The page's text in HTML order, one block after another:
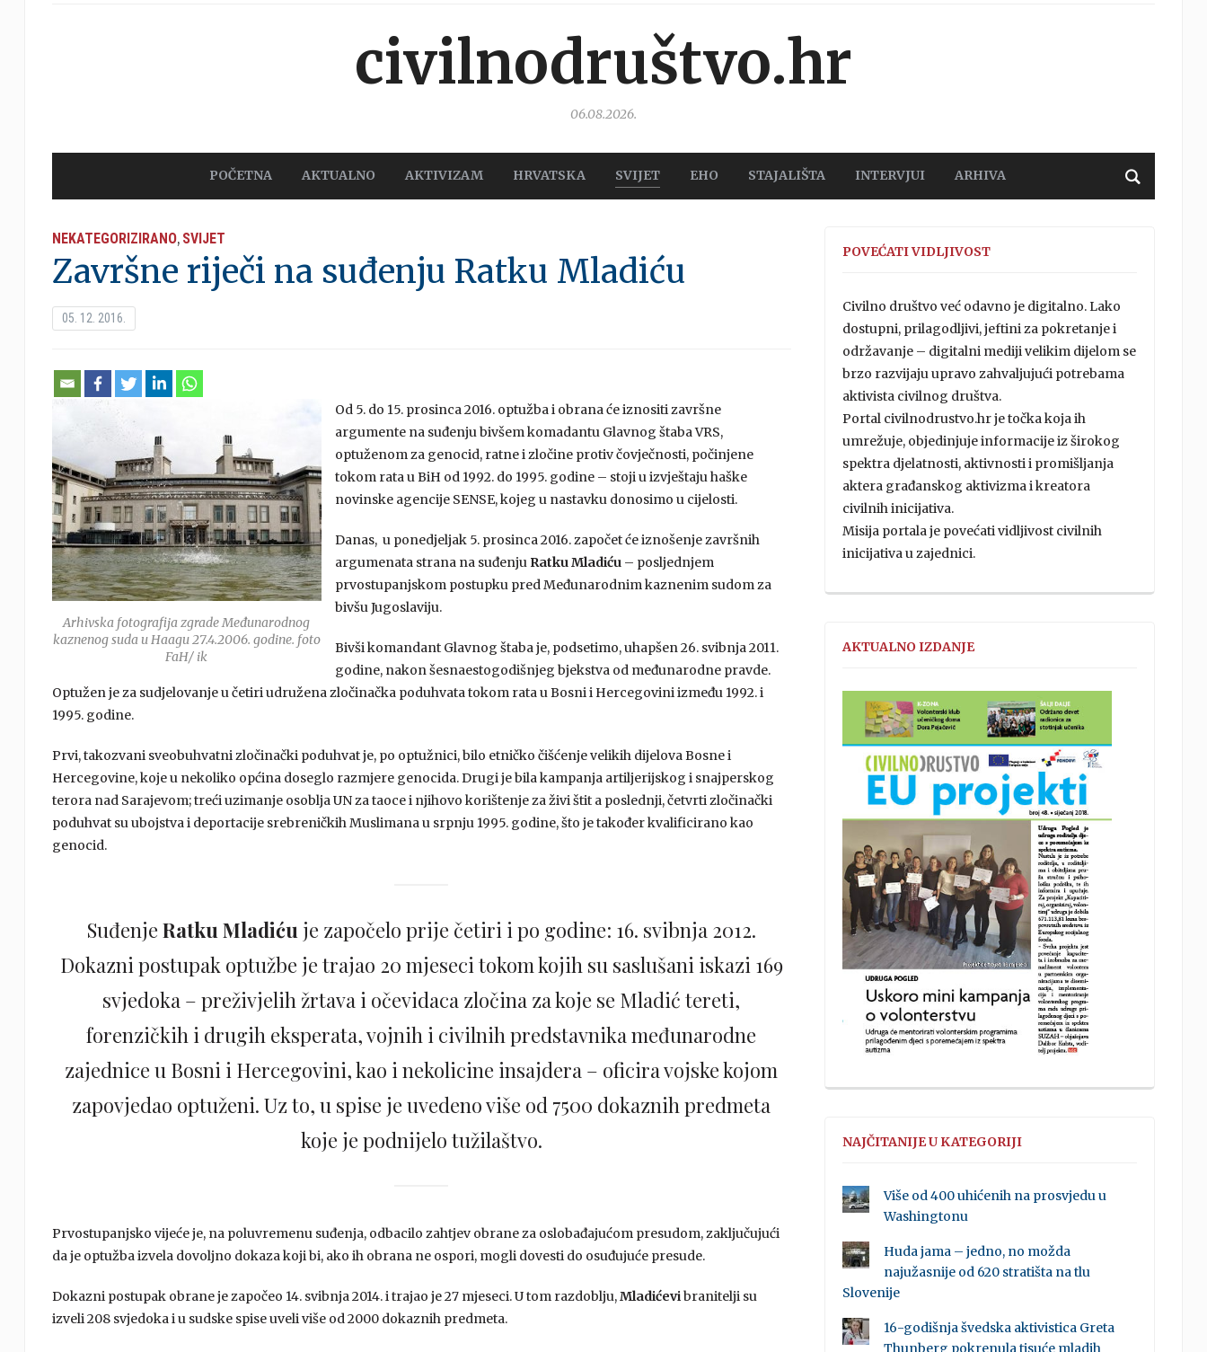
civilnodruštvo.hr
06.08.2026.
POČETNA AKTUALNO AKTIVIZAM HRVATSKA SVIJET EHO STAJALIŠTA INTERVJUI ARHIVA
NEKATEGORIZIRANO, SVIJET
Završne riječi na suđenju Ratku Mladiću
05. 12. 2016.
Arhivska fotografija zgrade Međunarodnog
kaznenog suda u Haagu 27.4.2006. godine. foto
FaH/ ik
Od 5. do 15. prosinca 2016. optužba i obrana će iznositi završne
argumente na suđenju bivšem komadantu Glavnog štaba VRS,
optuženom za genocid, ratne i zločine protiv čovječnosti, počinjene
tokom rata u BiH od 1992. do 1995. godine – stoji u izvještaju haške
novinske agencije SENSE, kojeg u nastavku donosimo u cijelosti.
Danas, u ponedjeljak 5. prosinca 2016. započet će iznošenje završnih
argumenata strana na suđenju Ratku Mladiću– posljednjem
prvostupanjskom postupku pred Međunarodnim kaznenim sudom za
bivšu Jugoslaviju.
Bivši komandant Glavnog štaba je, podsetimo, uhapšen 26. svibnja 2011.
godine, nakon šesnaestogodišnjeg bjekstva od međunarodne pravde.
Optužen je za sudjelovanje u četiri udružena zločinačka poduhvata tokom rata u Bosni i Hercegovini između 1992. i
1995. godine.
Prvi, takozvani sveobuhvatni zločinački poduhvat je, po optužnici, bilo etničko čišćenje velikih dijelova Bosne i
Hercegovine, koje u nekoliko općina doseglo razmjere genocida. Drugi je bila kampanja artiljerijskog i snajperskog
terora nad Sarajevom; treći uzimanje osoblja UN za taoce i njihovo korištenje za živi štit a poslednji, četvrti zločinački
poduhvat su ubojstva i deportacije srebreničkih Muslimana u srpnju 1995. godine, što je također kvalificirano kao
genocid.
Suđenje Ratku Mladićuje započelo prije četiri i po godine: 16. svibnja 2012.
Dokazni postupak optužbe je trajao 20 mjeseci tokom kojih su saslušani iskazi 169
svjedoka – preživjelih žrtava i očevidaca zločina za koje se Mladić tereti,
forenzičkih i drugih eksperata, vojnih i civilnih predstavnika međunarodne
zajednice u Bosni i Hercegovini, kao i nekolicine insajdera – oficira vojske kojom
zapovjedao optuženi. Uz to, u spise je uvedeno više od 7500 dokaznih predmeta
koje je podnijelo tužilaštvo.
Prvostupanjsko vijeće je, na poluvremenu suđenja, odbacilo zahtjev obrane za oslobađajućom presudom, zaključujući
da je optužba izvela dovoljno dokaza koji bi, ako ih obrana ne ospori, mogli dovesti do osuđujuće presude.
Dokazni postupak obrane je započeo 14. svibnja 2014. i trajao je 27 mjeseci. U tom razdoblju,Mladićevibranitelji su
izveli 208 svjedoka i u sudske spise uveli više od 2000 dokaznih predmeta.
POVEĆATI VIDLJIVOST
Civilno društvo već odavno je digitalno. Lako
dostupni, prilagodljivi, jeftini za pokretanje i
održavanje – digitalni mediji velikim dijelom se
brzo razvijaju upravo zahvaljujući potrebama
aktivista civilnog društva.
Portal civilnodrustvo.hr je točka koja ih
umrežuje, objedinjuje informacije iz širokog
spektra djelatnosti, aktivnosti i promišljanja
aktera građanskog aktivizma i kreatora
civilnih inicijativa.
Misija portala je povećati vidljivost civilnih
inicijativa u zajednici.
AKTUALNO IZDANJE
NAJČITANIJE U KATEGORIJI
Više od 400 uhićenih na prosvjedu u
Washingtonu
Huda jama – jedno, no možda
najužasnije od 620 stratišta na tlu
Slovenije
16-godišnja švedska aktivistica Greta
Thunberg pokrenula tisuće mladih